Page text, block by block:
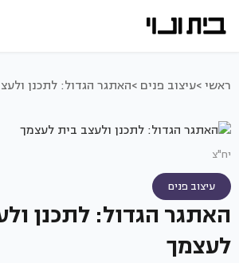
ראשי >עיצוב פנים >האתגר הגדול: לתכנן
יח"צ
עיצוב פנים
האתגר הגדול: לתכנן
לעצמך